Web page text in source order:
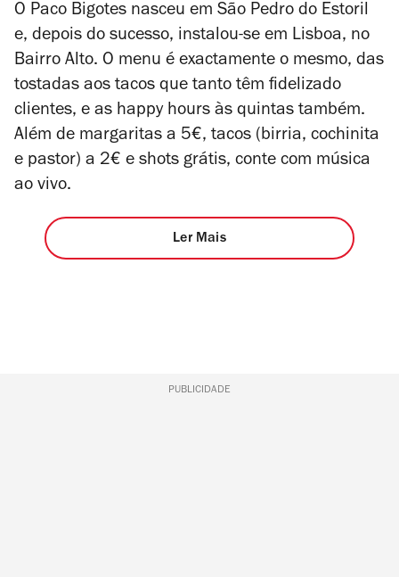
O Paco Bigotes nasceu em São Pedro do Estoril
e, depois do sucesso, instalou-se em Lisboa, no
Bairro Alto. O menu é exactamente o mesmo, das
tostadas aos tacos que tanto têm fidelizado
clientes, e as happy hours às quintas também.
Além de margaritas a 5€, tacos (birria, cochinita
e pastor) a 2€ e shots grátis, conte com música
ao vivo.
Ler Mais
PUBLICIDADE